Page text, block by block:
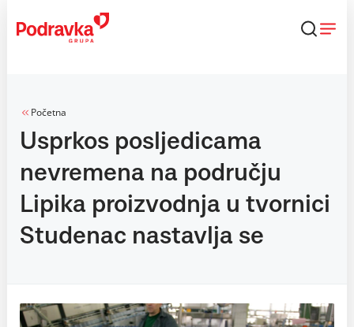
content
Početna
Usprkos posljedicama
nevremena na području
Lipika proizvodnja u tvornici
Studenac nastavlja se